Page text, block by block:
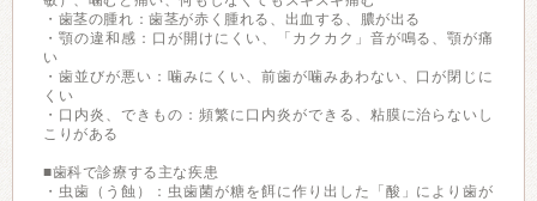
・歯茎の腫れ：歯茎が赤く腫れる、出血する、膿が出る
・顎の違和感：口が開けにくい、「カクカク」音が鳴る、顎が痛
い
・歯並びが悪い：噛みにくい、前歯が噛みあわない、口が閉じに
くい
・口内炎、できもの：頻繁に口内炎ができる、粘膜に治らないし
こりがある
■歯科で診療する主な疾患
・虫歯（う蝕）：虫歯菌が糖を餌に作り出した「酸」により歯が